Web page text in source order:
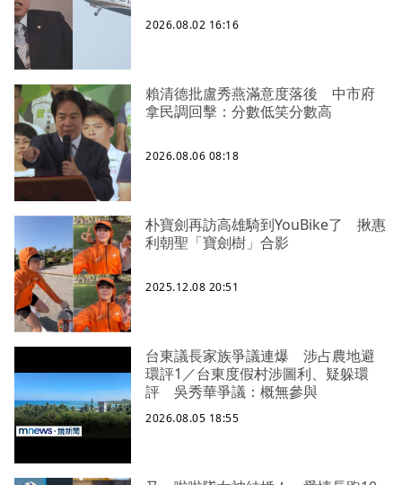
2026.08.02 16:16
賴清德批盧秀燕滿意度落後 中市府
拿民調回擊：分數低笑分數高
2026.08.06 08:18
朴寶劍再訪高雄騎到YouBike了 揪惠
利朝聖「寶劍樹」合影
2025.12.08 20:51
台東議長家族爭議連爆 涉占農地避
環評1／台東度假村涉圖利、疑躲環
評 吳秀華爭議：概無參與
2026.08.05 18:55